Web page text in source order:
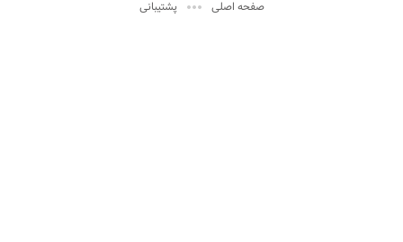
صفحه اصلی  پشتیبانی